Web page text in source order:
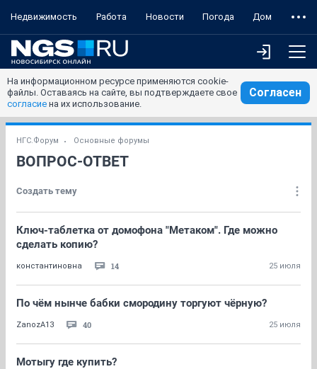
Недвижимость Работа Новости Погода Дом
На информационном ресурсе применяются cookie-
файлы. Оставаясь на сайте, вы подтверждаете свое
согласие на их использование.
Согласен
НГС.Форум Основные форумы
ВОПРОС-ОТВЕТ
Создать тему
Ключ-таблетка от домофона "Метаком". Где можно
сделать копию?
константиновна 14 25 июля
По чём нынче бабки смородину торгуют чёрную?
ZanozA13 40 25 июля
Мотыгу где купить?